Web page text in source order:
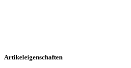
Artikeleigenschaften